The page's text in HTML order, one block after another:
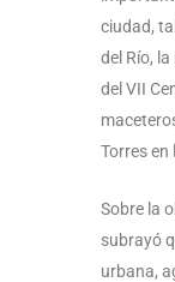
ciudad,
del Río,
del VII
Torres en
Sobre la
subrayó
urbana,